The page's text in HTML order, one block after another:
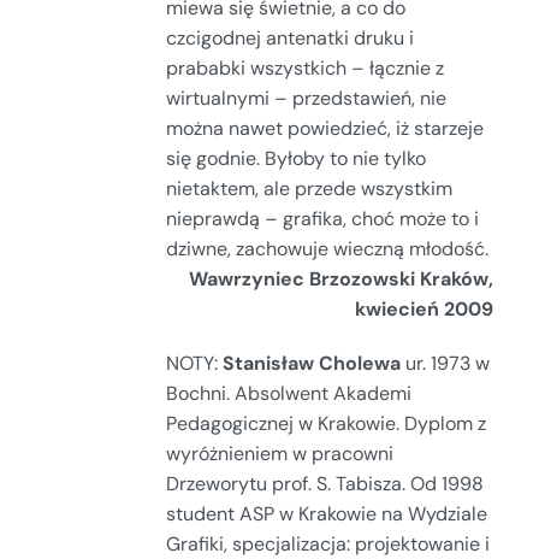
miewa się świetnie, a co do
czcigodnej antenatki druku i
prababki wszystkich – łącznie z
wirtualnymi – przedstawień, nie
można nawet powiedzieć, iż starzeje
się godnie. Byłoby to nie tylko
nietaktem, ale przede wszystkim
nieprawdą – grafika, choć może to i
dziwne, zachowuje wieczną młodość.
Wawrzyniec Brzozowski Kraków,
kwiecień 2009
NOTY:Stanisław Cholewa ur. 1973 w
Bochni. Absolwent Akademi
Pedagogicznej w Krakowie. Dyplom z
wyróżnieniem w pracowni
Drzeworytu prof. S. Tabisza. Od 1998
student ASP w Krakowie na Wydziale
Grafiki, specjalizacja: projektowanie i